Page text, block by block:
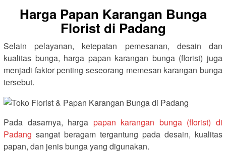
Harga Papan Karangan Bunga
Florist di Padang
Selain pelayanan, ketepatan pemesanan, desain dan
kualitas bunga, harga papan karangan bunga (florist) juga
menjadi faktor penting seseorang memesan karangan bunga
tersebut.
Pada dasarnya, harga papan karangan bunga (florist) di
Padang sangat beragam tergantung pada desain, kualitas
papan, dan jenis bunga yang digunakan.